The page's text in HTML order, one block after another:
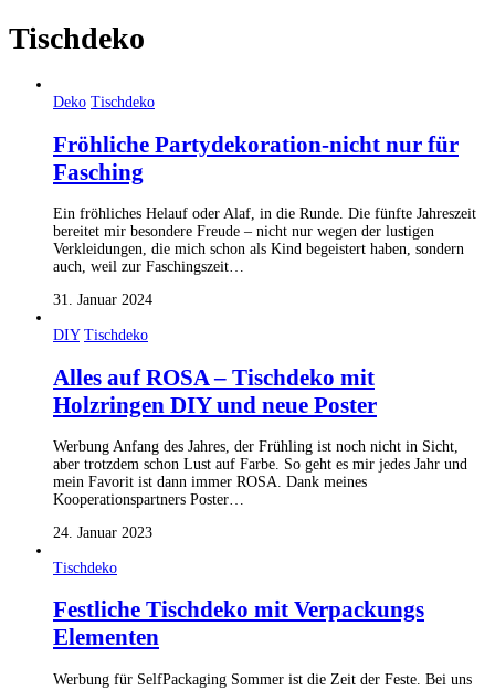
Tischdeko
Deko Tischdeko
Fröhliche Partydekoration-nicht nur für
Fasching
Ein fröhliches Helauf oder Alaf, in die Runde. Die fünfte Jahreszeit
bereitet mir besondere Freude – nicht nur wegen der lustigen
Verkleidungen, die mich schon als Kind begeistert haben, sondern
auch, weil zur Faschingszeit…
31. Januar 2024
DIY Tischdeko
Alles auf ROSA – Tischdeko mit
Holzringen DIY und neue Poster
Werbung Anfang des Jahres, der Frühling ist noch nicht in Sicht,
aber trotzdem schon Lust auf Farbe. So geht es mir jedes Jahr und
mein Favorit ist dann immer ROSA. Dank meines
Kooperationspartners Poster…
24. Januar 2023
Tischdeko
Festliche Tischdeko mit Verpackungs
Elementen
Werbung für SelfPackaging Sommer ist die Zeit der Feste. Bei uns